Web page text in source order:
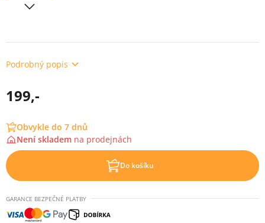
Podrobný popis
199,-
Obvykle do 7 dnů
Není skladem na prodejnách
Do košíku
GARANCE BEZPEČNÉ PLATBY